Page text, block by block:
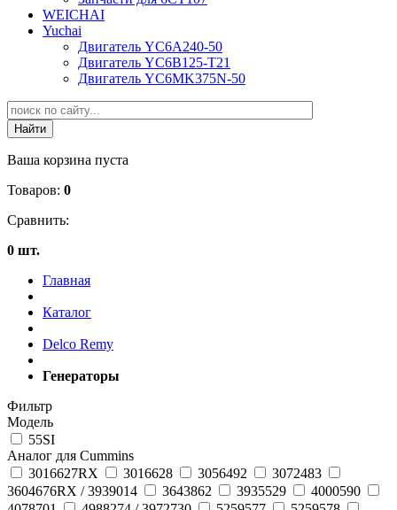
WEICHAI
Yuchai
Двигатель YC6A240-50
Двигатель YC6B125-T21
Двигатель YC6MK375N-50
Ваша корзина пуста
Товаров: 0
Сравнить:
0 шт.
Главная
Каталог
Delco Remy
Генераторы
Фильтр
Модель
55SI
Аналог для Cummins
3016627RX
3016628 3056492
3072483
3604676RX / 3939014
3643862 3935529
4000590